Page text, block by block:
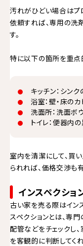
汚れがひどい場合はプ
依頼すれば、専用の洗
す。
特に以下の箇所を重点
キッチン：シン
浴室：壁・床の
洗面所：洗面ボ
トイレ：便器内
室内を清潔にして、買
られれば、価格交渉も
インスペクショ
古い家を売る際はイン
スペクションとは、専
配管などをチェックし
を客観的に判断してく